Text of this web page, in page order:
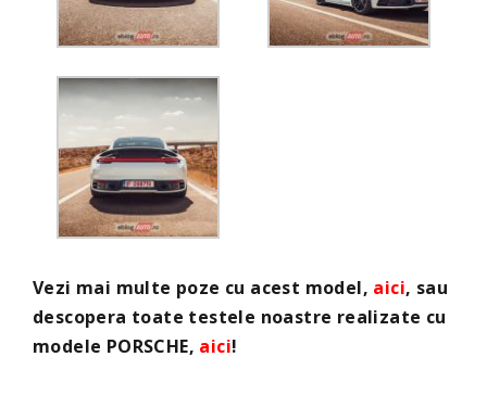
Vezi mai multe poze cu acest model, aici, sau
descopera toate testele noastre realizate cu
modele PORSCHE, aici!